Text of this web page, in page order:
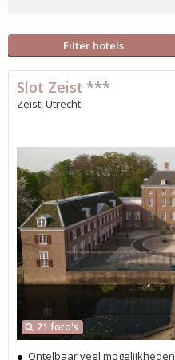
Filter hotels
21 foto's
Slot Zeist ***
Zeist, Utrecht
Ontelbaar veel mogelijkheden